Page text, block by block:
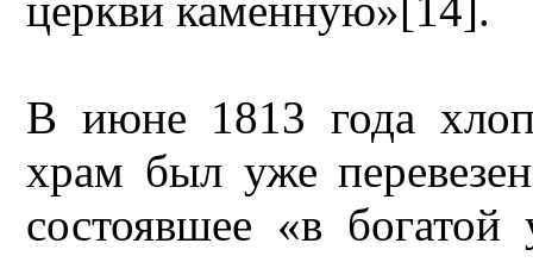
В июне 1813 года
храм был уже
состоявшее «в